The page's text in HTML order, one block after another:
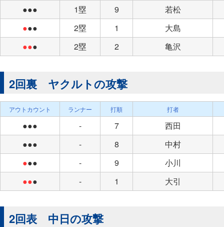
●●●
1塁 9
若松
●●● 2塁 1
大島
●●● 2塁 2 亀沢
2回裏 ヤクルトの攻撃
アウトカウント ランナー 打順 打者
●●● - 7
西田
●●●
- 8
中村
●●● - 9
小川
●●● - 1 大引
2回表 中日の攻撃